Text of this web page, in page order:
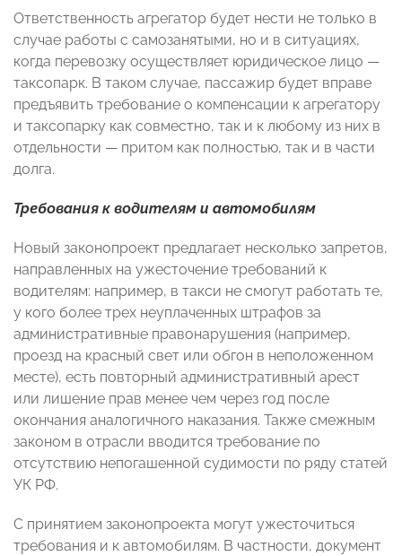
Ответственность агрегатор будет нести не только в
случае работы с самозанятыми, но и в ситуациях,
когда перевозку осуществляет юридическое лицо —
таксопарк. В таком случае, пассажир будет вправе
предъявить требование о компенсации к агрегатору
и таксопарку как совместно, так и к любому из них в
отдельности — притом как полностью, так и в части
долга.
Требования к водителям и автомобилям
Новый законопроект предлагает несколько запретов,
направленных на ужесточение требований к
водителям: например, в такси не смогут работать те,
у кого более трех неуплаченных штрафов за
административные правонарушения (например,
проезд на красный свет или обгон в неположенном
месте), есть повторный административный арест
или лишение прав менее чем через год после
окончания аналогичного наказания. Также смежным
законом в отрасли вводится требование по
отсутствию непогашенной судимости по ряду статей
УК РФ.
С принятием законопроекта могут ужесточиться
требования и к автомобилям. В частности, документ